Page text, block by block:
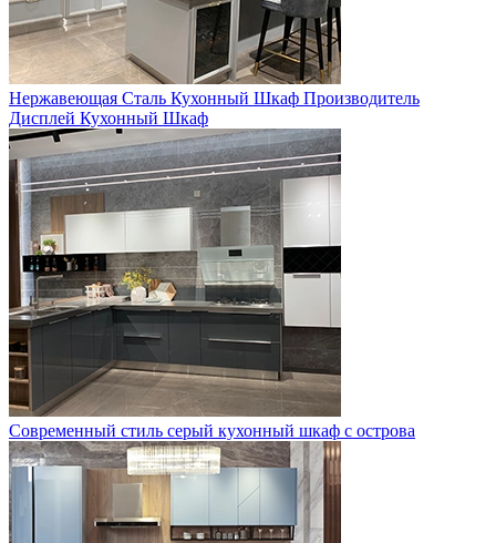
Нержавеющая Сталь Кухонный Шкаф Производитель
Дисплей Кухонный Шкаф
Современный стиль серый кухонный шкаф с острова